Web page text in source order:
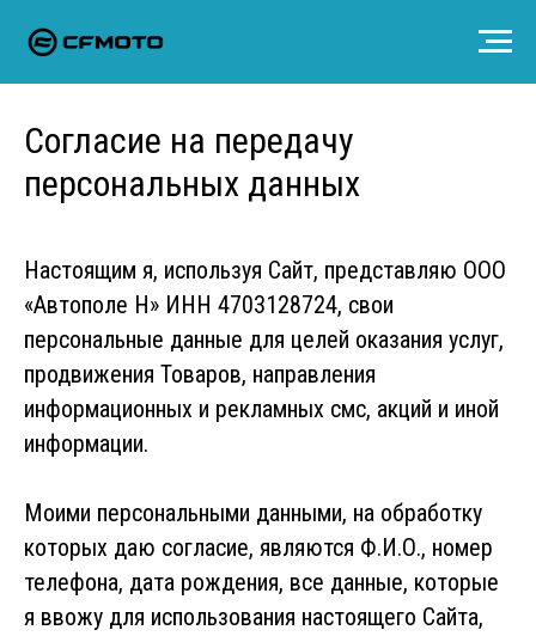
Согласие на передачу
персональных данных
Настоящим я, используя Сайт, представляю ООО
«Автополе Н» ИНН 4703128724, свои
персональные данные для целей оказания услуг,
продвижения Товаров, направления
информационных и рекламных смс, акций и иной
информации.
Моими персональными данными, на обработку
которых даю согласие, являются Ф.И.О., номер
телефона, дата рождения, все данные, которые
я ввожу для использования настоящего Сайта,